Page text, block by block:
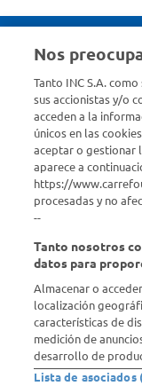
Estamos para
¿Tenés una
Descubrí
Conocenos
Info útil
Comprá Online
Nos
Tanto INC S.A.
sus accionistas y/o
acceden a la
únicos en las
aceptar o gestionar
aparece a
https://
procesadas y no
--
Tanto nosotros
datos para
Almacenar o
localización
características de
medición de
desarrollo de
Lista de asociados